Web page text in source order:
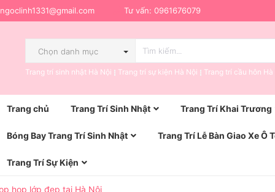
Tư vấn: 0961676079
Chọn danh mục
Trang trí sinh nhật Hà Nội Trang trí sự kiện Hà Nội Trang trí cầu hôn Hà
Trang chủ Trang Trí Sinh Nhật Trang Trí Khai Trương
Bóng Bay Trang Trí Sinh Nhật Trang Trí Lễ Bàn Giao Xe Ô
Trang Trí Sự Kiện
họp lớp đẹp tại Hà Nội